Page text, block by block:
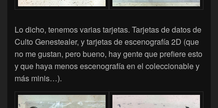
Lo dicho, tenemos varias tarjetas. Tarjetas de datos de
Culto Genestealer, y tarjetas de escenografía 2D (que
no me gustan, pero bueno, hay gente que prefiere esto
y que haya menos escenografía en el coleccionable y
más minis…).